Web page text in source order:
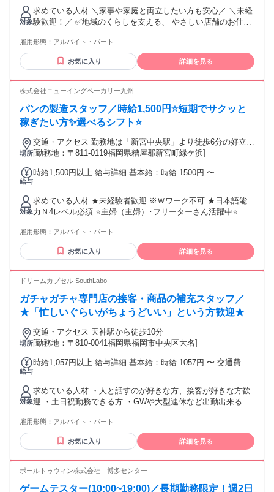
対象
求めている人材 ＼家事や家庭と両立したい方も安心／ ＼未経
験歓迎！／ ✅地域のくらしを支える、 やさしい店舗のお仕事
クOK ＜必須＞ ・特になし（未経験の方も大歓迎） ＜歓迎＞
・人と話すことが好きな方 ・コツコツ丁寧に作業できる方 ・
家庭と両立しながら無理なく働きたい方 ・レジ・接客・品出
一転スタートしたい方
雇用形態： アルバイト・パート
お気に入り 詳細を見る
株式会社ニューイングベーカリー九州
パンの製造スタッフ／時給1,500円⭐短期でサクッと
稼ぎたい方✨選べるシフト⭐
場所
交通・アクセス 勤務地は「新宮中央駅」より徒歩6分の好立
地！通勤ラクラクです♪
[勤務地：〒811-0119福岡県糟屋郡新宮町緑ケ浜]
給与
時給1,500円以上 給与詳細 基本給：時給 1500円 〜
対象
求めている人材 ★未経験者歓迎 ※Ｗワーク不可 ★日本語能
力Ｎ4レベル必須 ⭐主婦（主婦）･フリーターさん活躍中⭐ ＜
分けや軽作業スタッフ経験のある方 「短期間で効率よく稼ぎ
たい…」という方も、 高時給のこのお仕事なら大丈夫！ 決ま
った時間の出勤・決まったお休みも可能でリズムを崩さず働
る方で 長期で安定収入の仕事を探している方にオススメで
いの方からの応募実績もございます。
雇用形態： アルバイト・パート
お気に入り 詳細を見る
ドリームカプセル SouthLabo
ガチャガチャ専門店の接客・商品の補充スタッフ／
★「忙しいぐらいがちょうどいい」という方歓迎★
場所
交通・アクセス 天神駅から徒歩10分
[勤務地：〒810-0041福岡県福岡市中央区大名]
給与
時給1,057円以上 給与詳細 基本給：時給 1057円 〜 交通費上
対象
求めている人材 ・人と話すのが好きな方、接客が好きな方歓
迎 ・土日祝勤務できる方 ・GWや大型連休など出勤出来る方
大歓迎！ 知識や経験は不要です。 アルバイトデビューや、お
仕事にブランクのある方もＯＫ！ のんびり時間が過ぎるのを
待つよりも忙しく動きながらあっという間に時間が過ぎる、
方大歓迎♪ 主婦フリーター活躍中、家事や子育てしながらで
雇用形態： アルバイト・パート
お気に入り 詳細を見る
ポールトゥウィン株式会社 博多センター
ゲームテスター(10:00~19:00)／長期勤務限定！週2日